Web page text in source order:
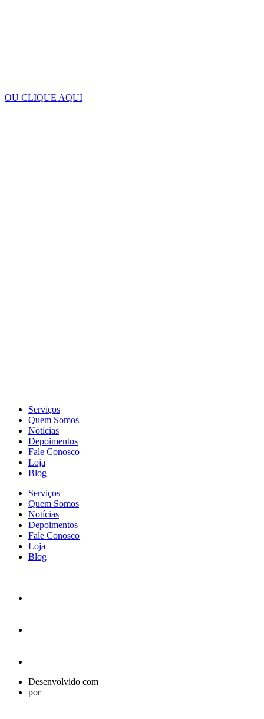
OU CLIQUE AQUI
Serviços
Quem Somos
Notícias
Depoimentos
Fale Conosco
Loja
Blog
Serviços
Quem Somos
Notícias
Depoimentos
Fale Conosco
Loja
Blog
Desenvolvido com
por